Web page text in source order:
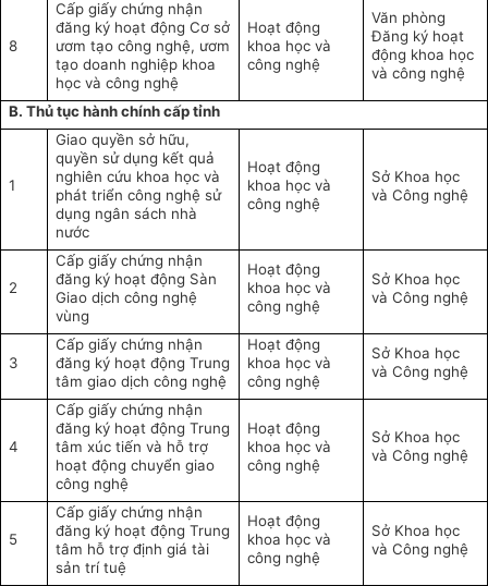
8
Cấp giấy chứng nhận
đăng ký hoạt động Cơ sở
ươm tạo công nghệ, ươm
tạo doanh nghiệp khoa
học và công nghệ
Hoạt động
khoa học và
công nghệ
Văn phòng
Đăng ký hoạt
động khoa học
và công nghệ
B. Thủ tục hành chính cấp tỉnh
1
Giao quyền sở hữu,
quyền sử dụng kết quả
nghiên cứu khoa học và
phát triển công nghệ sử
dụng ngân sách nhà
nước
Hoạt động
khoa học và
công nghệ
Sở Khoa học
và Công nghệ
2
Cấp giấy chứng nhận
đăng ký hoạt động Sàn
Giao dịch công nghệ
vùng
Hoạt động
khoa học và
công nghệ
Sở Khoa học
và Công nghệ
3
Cấp giấy chứng nhận
đăng ký hoạt động Trung
tâm giao dịch công nghệ
Hoạt động
khoa học và
công nghệ
Sở Khoa học
và Công nghệ
4
Cấp giấy chứng nhận
đăng ký hoạt động Trung
tâm xúc tiến và hỗ trợ
hoạt động chuyển giao
công nghệ
Hoạt động
khoa học và
công nghệ
Sở Khoa học
và Công nghệ
5
Cấp giấy chứng nhận
đăng ký hoạt động Trung
tâm hỗ trợ định giá tài
sản trí tuệ
Hoạt động
khoa học và
công nghệ
Sở Khoa học
và Công nghệ